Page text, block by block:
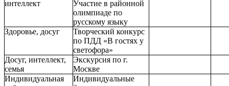
интеллект
Участие в районной
олимпиаде по
русскому языку
Здоровье, досуг
Творческий конкурс
по ПДД «В гостях у
светофора»
Досуг, интеллект,
семья
Экскурсия по г.
Москве
Индивидуальная
Индивидуальные